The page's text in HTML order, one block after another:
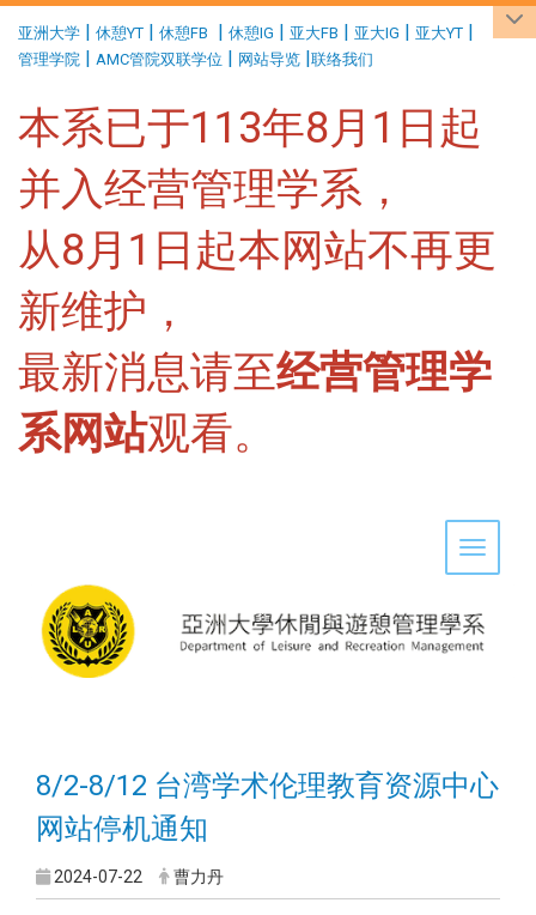
亚洲大学 | 休憩YT | 休憩FB | 休憩IG | 亚大FB | 亚大IG | 亚大YT |
管理学院 | AMC管院双联学位 | 网站导览 |联络我们
本系已于113年8月1日起
并入经营管理学系，
从8月1日起本网站不再更
新维护，
最新消息请至经营管理学
系网站观看。
Toggle
8/2-8/12 台湾学术伦理教育资源中心
网站停机通知
2024-07-22 曹力丹